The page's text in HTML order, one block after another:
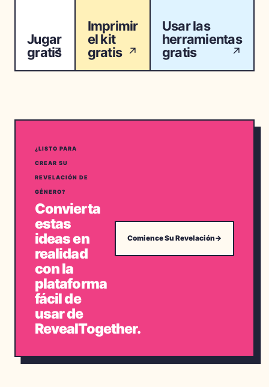
Jugar
gratis
↗
Imprimir
el kit
gratis ↗
Usar las
herramientas
gratis
↗
¿LISTO PARA
CREAR SU
REVELACIÓN DE
GÉNERO?
Convierta
estas
ideas en
realidad
con la
plataforma
fácil de
usar de
RevealTogether.
Comience Su Revelación→